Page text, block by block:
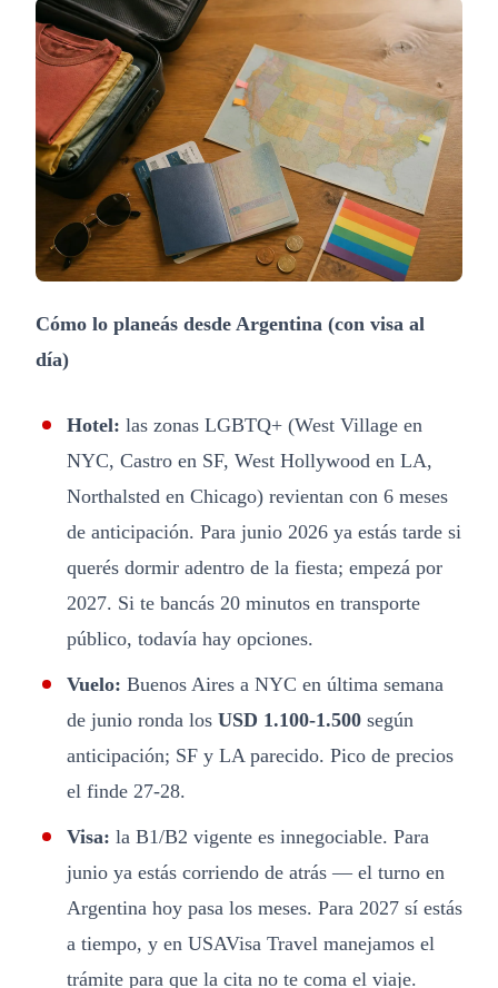
Cómo lo planeás desde Argentina (con visa al
día)
Hotel: las zonas LGBTQ+ (West Village en
NYC, Castro en SF, West Hollywood en LA,
Northalsted en Chicago) revientan con 6 meses
de anticipación. Para junio 2026 ya estás tarde si
querés dormir adentro de la fiesta; empezá por
2027. Si te bancás 20 minutos en transporte
público, todavía hay opciones.
Vuelo: Buenos Aires a NYC en última semana
de junio ronda los USD 1.100-1.500 según
anticipación; SF y LA parecido. Pico de precios
el finde 27-28.
Visa: la B1/B2 vigente es innegociable. Para
junio ya estás corriendo de atrás — el turno en
Argentina hoy pasa los meses. Para 2027 sí estás
a tiempo, y en USAVisa Travel manejamos el
trámite para que la cita no te coma el viaje.